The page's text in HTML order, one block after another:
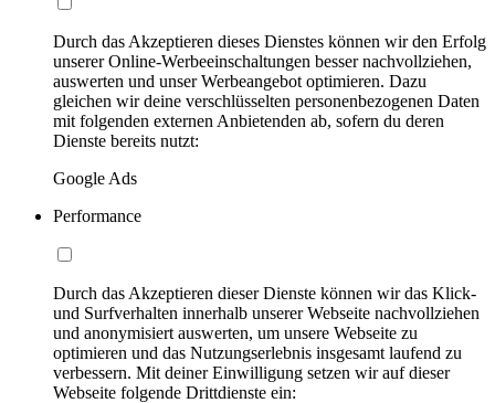
Durch das Akzeptieren dieses Dienstes können wir den Erfolg
unserer Online-Werbeeinschaltungen besser nachvollziehen,
auswerten und unser Werbeangebot optimieren. Dazu
gleichen wir deine verschlüsselten personenbezogenen Daten
mit folgenden externen Anbietenden ab, sofern du deren
Dienste bereits nutzt:
Google Ads
Performance
Durch das Akzeptieren dieser Dienste können wir das Klick-
und Surfverhalten innerhalb unserer Webseite nachvollziehen
und anonymisiert auswerten, um unsere Webseite zu
optimieren und das Nutzungserlebnis insgesamt laufend zu
verbessern. Mit deiner Einwilligung setzen wir auf dieser
Webseite folgende Drittdienste ein: